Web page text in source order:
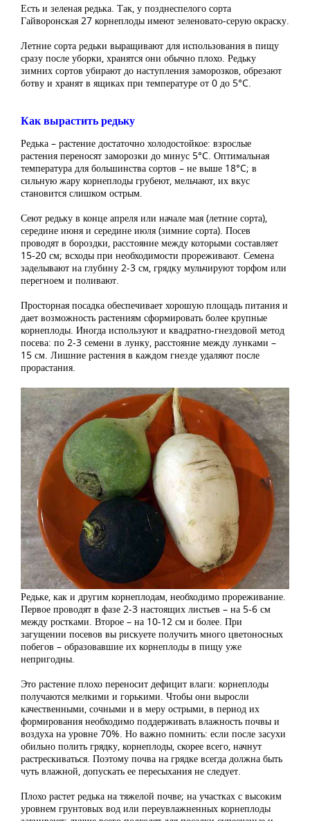
Есть и зеленая редька. Так, у позднеспелого сорта
Гайворонская 27 корнеплоды имеют зеленовато-серую окраску.
Летние сорта редьки выращивают для использования в пищу
сразу после уборки, хранятся они обычно плохо. Редьку
зимних сортов убирают до наступления заморозков, обрезают
ботву и хранят в ящиках при температуре от 0 до 5°C.
Как вырастить редьку
Редька – растение достаточно холодостойкое: взрослые
растения переносят заморозки до минус 5°C. Оптимальная
температура для большинства сортов – не выше 18°C; в
сильную жару корнеплоды грубеют, мельчают, их вкус
становится слишком острым.
Сеют редьку в конце апреля или начале мая (летние сорта),
середине июня и середине июля (зимние сорта). Посев
проводят в бороздки, расстояние между которыми составляет
15-20 см; всходы при необходимости прореживают. Семена
заделывают на глубину 2-3 см, грядку мульчируют торфом или
перегноем и поливают.
Просторная посадка обеспечивает хорошую площадь питания и
дает возможность растениям сформировать более крупные
корнеплоды. Иногда используют и квадратно-гнездовой метод
посева: по 2-3 семени в лунку, расстояние между лунками –
15 см. Лишние растения в каждом гнезде удаляют после
прорастания.
Редьке, как и другим корнеплодам, необходимо прореживание.
Первое проводят в фазе 2-3 настоящих листьев – на 5-6 см
между ростками. Второе – на 10-12 см и более. При
загущении посевов вы рискуете получить много цветоносных
побегов – образовавшие их корнеплоды в пищу уже
непригодны.
Это растение плохо переносит дефицит влаги: корнеплоды
получаются мелкими и горькими. Чтобы они выросли
качественными, сочными и в меру острыми, в период их
формирования необходимо поддерживать влажность почвы и
воздуха на уровне 70%. Но важно помнить: если после засухи
обильно полить грядку, корнеплоды, скорее всего, начнут
растрескиваться. Поэтому почва на грядке всегда должна быть
чуть влажной, допускать ее пересыхания не следует.
Плохо растет редька на тяжелой почве; на участках с высоким
уровнем грунтовых вод или переувлажненных корнеплоды